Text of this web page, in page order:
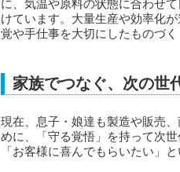
に、気温や原料の状態に合わせ
けています。大量生産や効率化
覚や手仕事を大切にしたものづく
家族でつなぐ、次の世
現在、息子・娘達も製造や販売
めに、「守る覚悟」を持って次
「お客様に喜んでもらいたい」